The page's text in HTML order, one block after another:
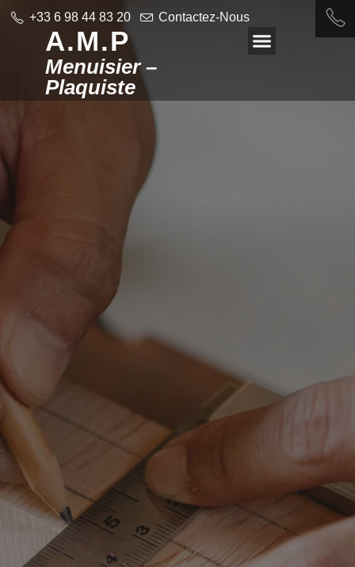
+33 6 98 44 83 20 Contactez-Nous
A.M.P
Menuisier –
Plaquiste